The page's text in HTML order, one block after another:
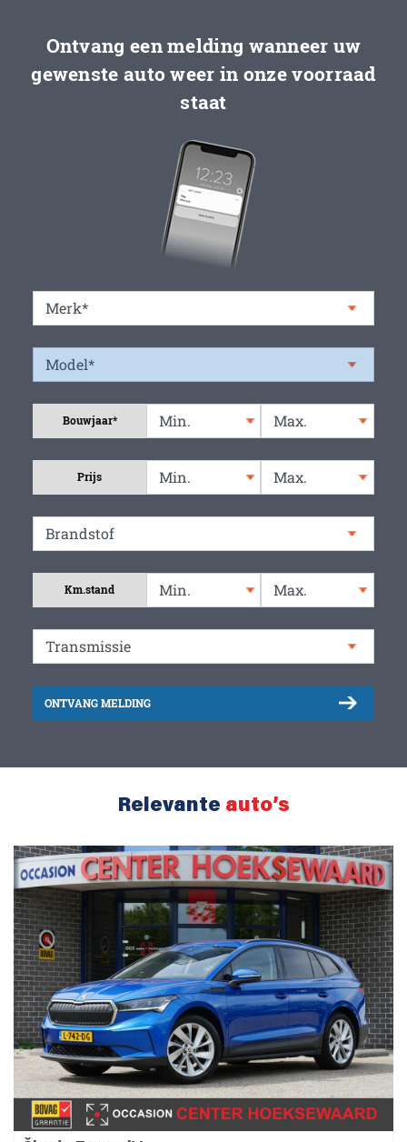
Ontvang een melding wanneer uw
gewenste auto weer in onze voorraad
staat
Bouwjaar*
Prijs
Km.stand
ONTVANG MELDING
Relevante auto’s